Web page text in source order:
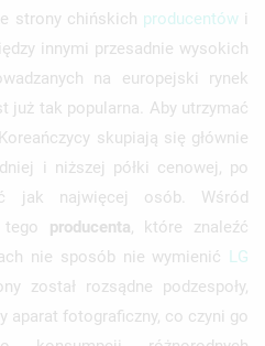
strony chińskich producentówi
innymi przesadnie wysokich
na europejski rynek
już tak popularna. Aby utrzymać
skupiają się głównie
i niższej półki cenowej, po
jak najwięcej osób. Wśród
tego producenta, które znaleźć
nie sposób nie wymienić LG
został rozsądne podzespoły,
aparat fotograficzny, co czyni go